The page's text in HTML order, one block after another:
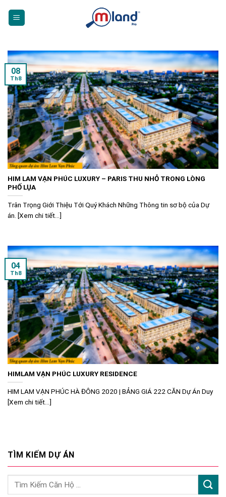
HIM LAM VẠN PHÚC LUXURY – PARIS THU NHỎ TRONG LÒNG
PHỐ LỤA
Trân Trọng Giới Thiệu Tới Quý Khách Những Thông tin sơ bộ của Dự
án. [Xem chi tiết...]
08
Th8
HIMLAM VẠN PHÚC LUXURY RESIDENCE
HIM LAM VẠN PHÚC HÀ ĐÔNG 2020 | BẢNG GIÁ 222 CĂN Dự Án Duy
[Xem chi tiết...]
04
Th8
TÌM KIẾM DỰ ÁN